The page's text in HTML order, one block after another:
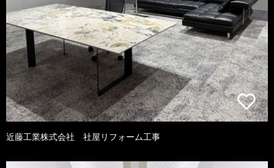
近藤工業株式会社 社屋リフォーム工事